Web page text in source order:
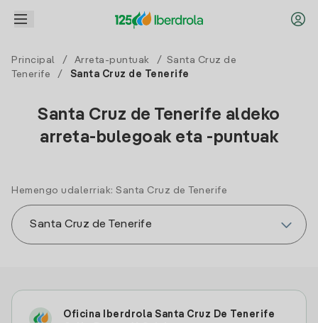
Principal / Arreta-puntuak / Santa Cruz de
Tenerife
/ Santa Cruz de Tenerife
Santa Cruz de Tenerife aldeko
arreta-bulegoak eta -puntuak
Hemengo udalerriak: Santa Cruz de Tenerife
Oficina Iberdrola Santa Cruz De Tenerife